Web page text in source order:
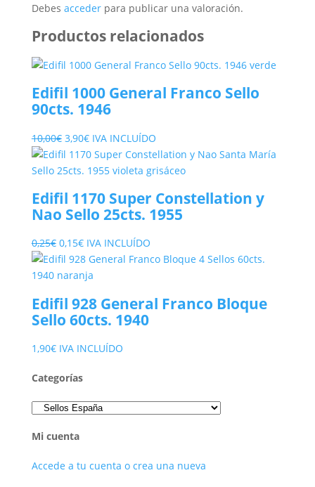
Debes accederpara publicar una valoración.
Productos relacionados
Edifil 1000 General Franco Sello
90cts. 1946
10,00€ El
precio
original
10,00€.
3,90€El
precio
actual
3,90€.
IVA INCLUÍDO
Edifil 1170 Super Constellation y
Nao Sello 25cts. 1955
0,25€ El
precio
original
0,25€.
0,15€El
precio
actual
0,15€.
IVA INCLUÍDO
Edifil 928 General Franco Bloque
Sello 60cts. 1940
1,90€ IVA INCLUÍDO
Categorías
Mi cuenta
Accede a tu cuenta o crea una nueva